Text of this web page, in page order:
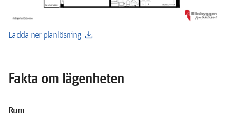
Ladda ner planlösning download
Fakta om lägenheten
Rum